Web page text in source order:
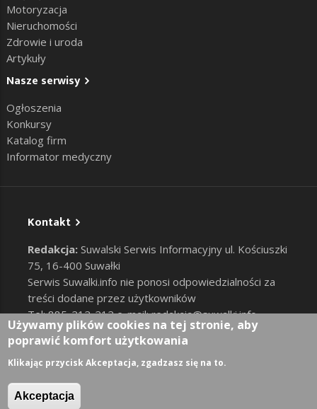
Motoryzacja
Nieruchomości
Zdrowie i uroda
Artykuły
Nasze serwisy
Ogłoszenia
Konkursy
Katalog firm
Informator medyczny
Kontakt
Redakcja: Suwalski Serwis Informacyjny ul. Kościuszki
75, 16-400 Suwałki
Serwis Suwalki.info nie ponosi odpowiedzialności za
treści dodane przez użytkowników
Tel: 885-212-212 e-mail:redakcja@suwalki.info,
reklama@suwalki.info
RODO |Cookies
User account menu
Zaloguj
Używamy plików cookies na tej stronie, aby
poprawić komfort użytkowania
Klikając przycisk Akceptacja, zgadzasz się na to.
Akceptacja